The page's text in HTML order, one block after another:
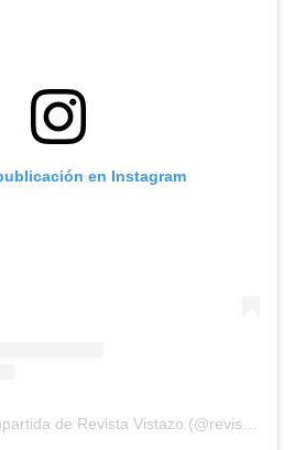
en Instagram
Una publicación compartida de Revista Vistazo (@revistavistazo.ec)